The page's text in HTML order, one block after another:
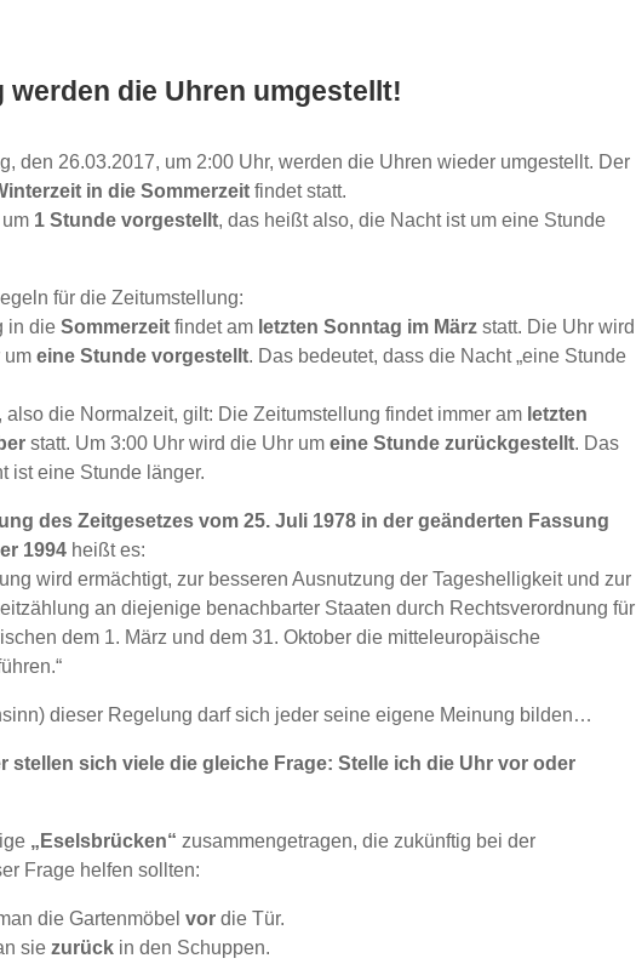
werden die Uhren umgestellt!
den 26.03.2017, um 2:00 Uhr, werden die Uhren wieder umgestellt. Der
in die Sommerzeit findet statt.
1 Stunde vorgestellt, das heißt also, die Nacht ist um eine Stunde
für die Zeitumstellung:
in die Sommerzeitfindet am letzten Sonntag im Märzstatt. Die Uhr wird
um eine Stunde vorgestellt. Das bedeutet, dass die Nacht „eine Stunde
also die Normalzeit, gilt: Die Zeitumstellung findet immer am letzten
statt. Um 3:00 Uhr wird die Uhr um eine Stunde zurückgestellt. Das
ist eine Stunde länger.
des Zeitgesetzes vom 25. Juli 1978 in der geänderten Fassung
1994 heißt es:
wird ermächtigt, zur besseren Ausnutzung der Tageshelligkeit und zur
an diejenige benachbarter Staaten durch Rechtsverordnung für
dem 1. März und dem 31. Oktober die mitteleuropäische
dieser Regelung darf sich jeder seine eigene Meinung bilden…
stellen sich viele die gleiche Frage: Stelle ich die Uhr vor oder
„Eselsbrücken“ zusammengetragen, die zukünftig bei der
Frage helfen sollten:
die Gartenmöbel vordie Tür.
sie zurückin den Schuppen.